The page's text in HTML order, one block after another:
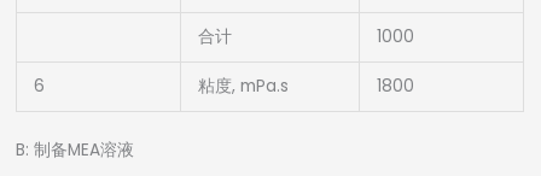
合计 1000
6 粘度, mPa.s 1800
B: 制备MEA溶液